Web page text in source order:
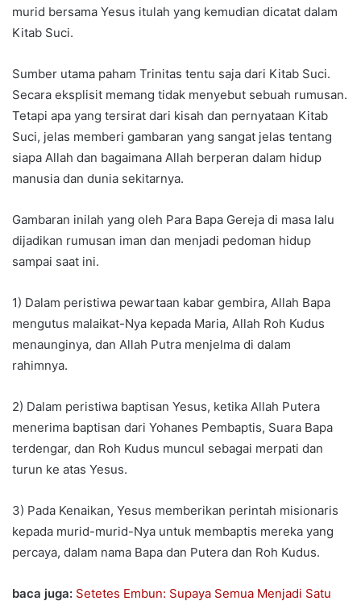
murid bersama Yesus itulah yang kemudian dicatat dalam
Kitab Suci.
Sumber utama paham Trinitas tentu saja dari Kitab Suci.
Secara eksplisit memang tidak menyebut sebuah rumusan.
Tetapi apa yang tersirat dari kisah dan pernyataan Kitab
Suci, jelas memberi gambaran yang sangat jelas tentang
siapa Allah dan bagaimana Allah berperan dalam hidup
manusia dan dunia sekitarnya.
Gambaran inilah yang oleh Para Bapa Gereja di masa lalu
dijadikan rumusan iman dan menjadi pedoman hidup
sampai saat ini.
1) Dalam peristiwa pewartaan kabar gembira, Allah Bapa
mengutus malaikat-Nya kepada Maria, Allah Roh Kudus
menaunginya, dan Allah Putra menjelma di dalam
rahimnya.
2) Dalam peristiwa baptisan Yesus, ketika Allah Putera
menerima baptisan dari Yohanes Pembaptis, Suara Bapa
terdengar, dan Roh Kudus muncul sebagai merpati dan
turun ke atas Yesus.
3) Pada Kenaikan, Yesus memberikan perintah misionaris
kepada murid-murid-Nya untuk membaptis mereka yang
percaya, dalam nama Bapa dan Putera dan Roh Kudus.
baca juga: Setetes Embun: Supaya Semua Menjadi Satu